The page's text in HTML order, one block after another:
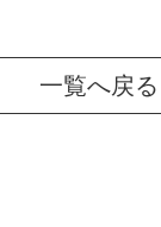
一覧へ戻る